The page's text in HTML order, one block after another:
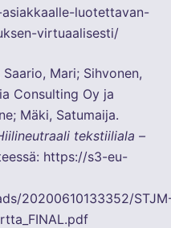
luotettavan-
virtuaalisesti/
Mari; Sihvonen,
Consulting Oy ja
Mäki, Satumaija.
tekstiiliala –
https://s3-eu-
20200610133352/